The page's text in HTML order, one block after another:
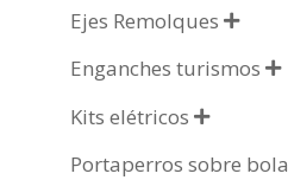
Ejes Remolques 
Enganches turismos 
Kits elétricos 
Portaperros sobre bola